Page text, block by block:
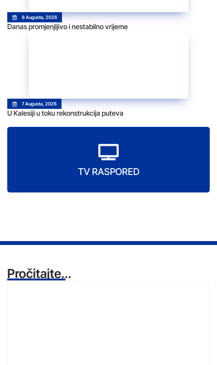
8 Augusta, 2026
Danas promjenjljivo i nestabilno vrijeme
7 Augusta, 2026
U Kalesiji u toku rekonstrukcija puteva
TV RASPORED
Pročitajte...